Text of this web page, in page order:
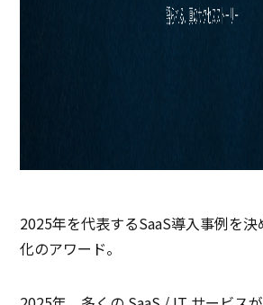
2025年を代表するSaaS導入事例を
化のアワード。